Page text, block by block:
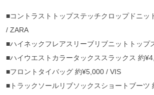
■コントラストトップステッチクロップドニッ
/ ZARA
■ハイネックフレアスリーブリブニットトップ
■ハイウエストカラータックススラックス 約
■フロントタイバッグ 約¥5,000 / VIS
■トラックソールリブソックスショートブーツ